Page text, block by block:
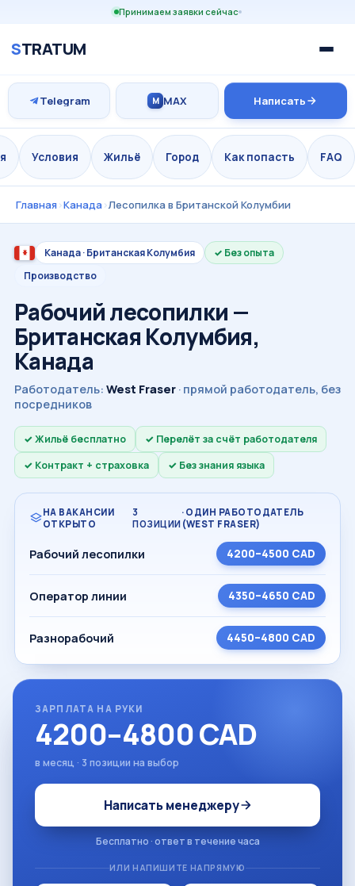
Принимаем заявки сейчас
STRATUM
Telegram M MAX Написать
Условия Жильё Город Как попасть FAQ
Главная›Канада›Лесопилка в Британской Колумбии
Канада · Британская Колумбия
Без опыта
Производство
Рабочий лесопилки —
Британская Колумбия,
Канада
Работодатель: West Fraser · прямой работодатель, без
посредников
Жильё бесплатно
Перелёт за счёт работодателя
Контракт + страховка
Без знания языка
НА ВАКАНСИИ
ОТКРЫТО
3
ПОЗИЦИИ
· ОДИН РАБОТОДАТЕЛЬ
(WEST FRASER)
Рабочий лесопилки 4200–4500 CAD
Оператор линии 4350–4650 CAD
Разнорабочий 4450–4800 CAD
ЗАРПЛАТА НА РУКИ
4200–4800 CAD
в месяц · 3 позиции на выбор
Написать менеджеру
Бесплатно · ответ в течение часа
ИЛИ НАПИШИТЕ НАПРЯМУЮ